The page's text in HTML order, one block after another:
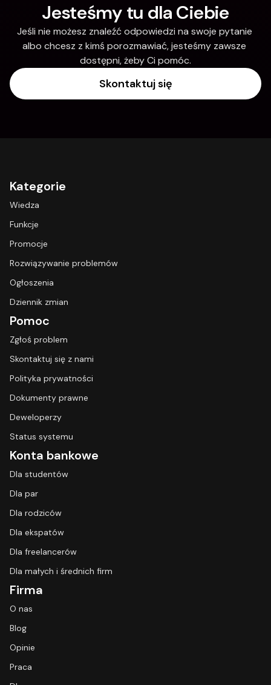
Jesteśmy tu dla Ciebie
Jeśli nie możesz znaleźć odpowiedzi na swoje pytanie
albo chcesz z kimś porozmawiać, jesteśmy zawsze
dostępni, żeby Ci pomóc.
Skontaktuj się
Kategorie
Wiedza
Funkcje
Promocje
Rozwiązywanie problemów
Ogłoszenia
Dziennik zmian
Pomoc
Zgłoś problem
Skontaktuj się z nami
Polityka prywatności
Dokumenty prawne
Deweloperzy
Status systemu
Konta bankowe
Dla studentów
Dla par
Dla rodziców
Dla ekspatów
Dla freelancerów
Dla małych i średnich firm
Firma
O nas
Blog
Opinie
Praca